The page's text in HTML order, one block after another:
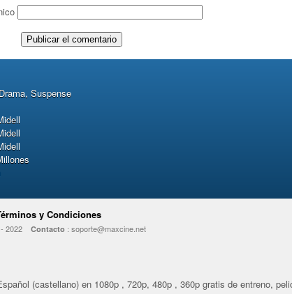
Suspense
y Condiciones
- 2022 Contacto : soporte@maxcine.net
(castellano) en 1080p , 720p, 480p , 360p gratis de entreno,